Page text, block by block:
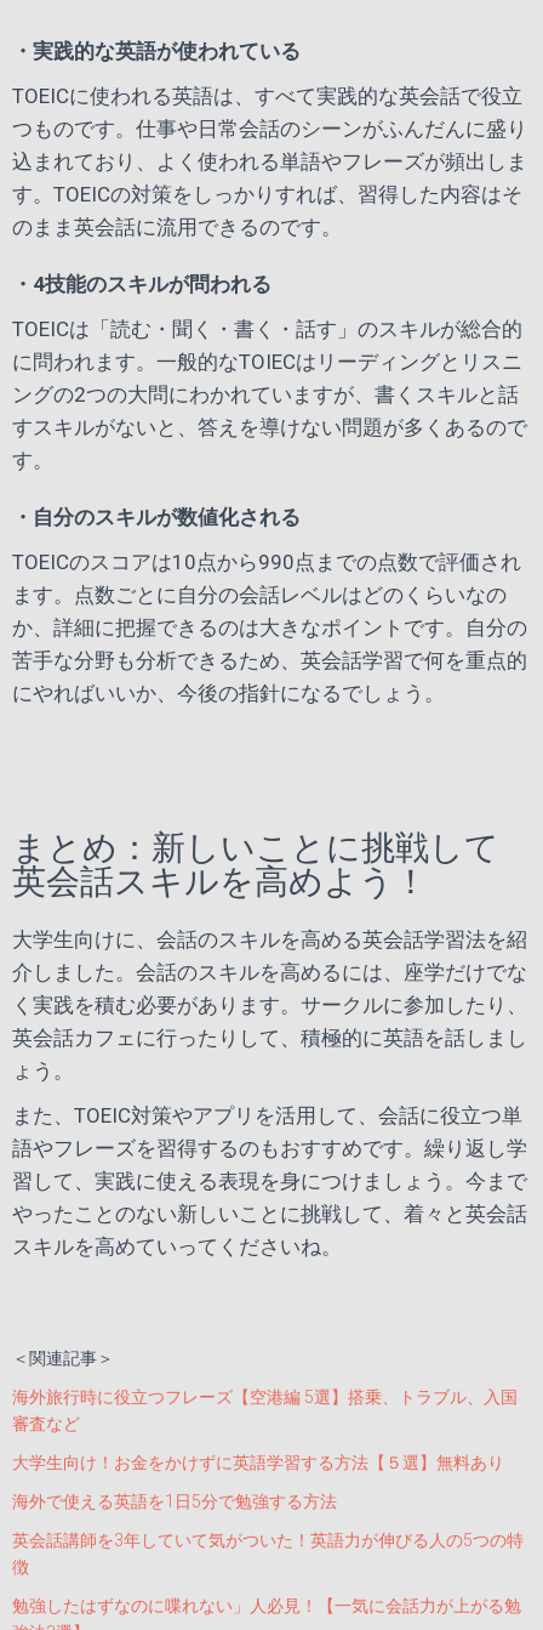
・実践的な英語が使われている
TOEICに使われる英語は、すべて実践的な英会話で役立
つものです。仕事や日常会話のシーンがふんだんに盛り
込まれており、よく使われる単語やフレーズが頻出しま
す。TOEICの対策をしっかりすれば、習得した内容はそ
のまま英会話に流用できるのです。
・4技能のスキルが問われる
TOEICは「読む・聞く・書く・話す」のスキルが総合的
に問われます。一般的なTOIECはリーディングとリスニ
ングの2つの大問にわかれていますが、書くスキルと話
すスキルがないと、答えを導けない問題が多くあるので
す。
・自分のスキルが数値化される
TOEICのスコアは10点から990点までの点数で評価され
ます。点数ごとに自分の会話レベルはどのくらいなの
か、詳細に把握できるのは大きなポイントです。自分の
苦手な分野も分析できるため、英会話学習で何を重点的
にやればいいか、今後の指針になるでしょう。
まとめ：新しいことに挑戦して
英会話スキルを高めよう！
大学生向けに、会話のスキルを高める英会話学習法を紹
介しました。会話のスキルを高めるには、座学だけでな
く実践を積む必要があります。サークルに参加したり、
英会話カフェに行ったりして、積極的に英語を話しまし
ょう。
また、TOEIC対策やアプリを活用して、会話に役立つ単
語やフレーズを習得するのもおすすめです。繰り返し学
習して、実践に使える表現を身につけましょう。今まで
やったことのない新しいことに挑戦して、着々と英会話
スキルを高めていってくださいね。
＜関連記事＞
海外旅行時に役立つフレーズ【空港編 5選】搭乗、トラブル、入国
審査など
大学生向け！お金をかけずに英語学習する方法【５選】無料あり
海外で使える英語を1 日5分で勉強する方法
英会話講師を3年していて気がついた！英語力が伸びる人の5つの特
徴
勉強したはずなのに喋れない」人必見！【一気に会話力が上がる勉